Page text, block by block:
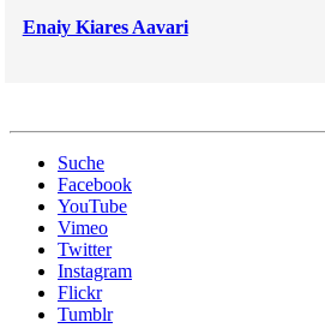
Enaiy Kiares Aavari
Suche
Facebook
YouTube
Vimeo
Twitter
Instagram
Flickr
Tumblr